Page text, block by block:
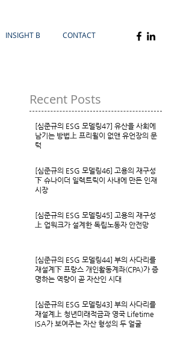
INSIGHT B CONTACT
Recent Posts
[심준규의 ESG 모델링47] 유산을 사회에
남기는 방법上 프리윌이 없앤 유언장의 문
턱
[심준규의 ESG 모델링46] 고용의 재구성
下 슈나이더 일렉트릭이 사내에 만든 인재
시장
[심준규의 ESG 모델링45] 고용의 재구성
上 업워크가 설계한 독립노동자 안전망
[심준규의 ESG 모델링44] 부의 사다리를
재설계下 프랑스 개인활동계좌(CPA)가 증
명하는 역량이 곧 자산인 시대
[심준규의 ESG 모델링43] 부의 사다리를
재설계上 청년미래적금과 영국 Lifetime
ISA가 보여주는 자산 형성의 두 얼굴